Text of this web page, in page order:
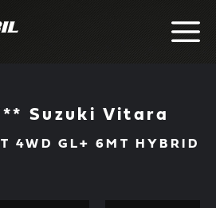
Suzuki Vitara
4WD GL+ 6MT HYBRID